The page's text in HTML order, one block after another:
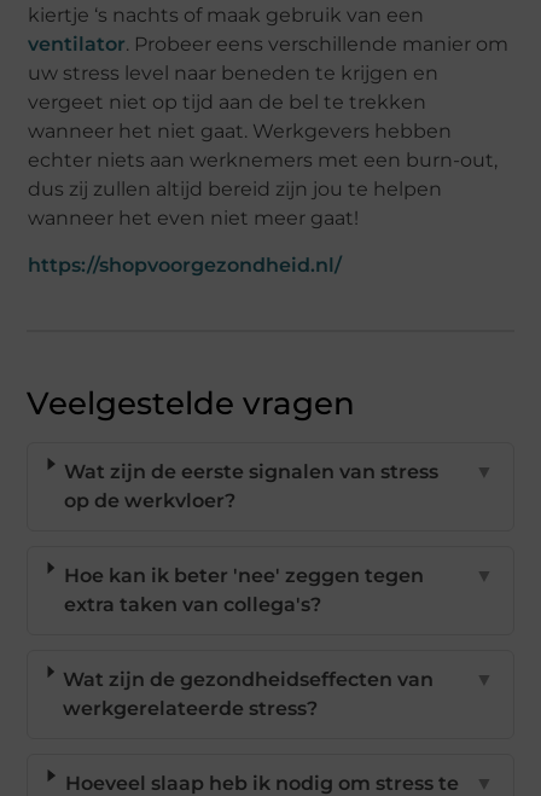
kiertje ‘s nachts of maak gebruik van een
ventilator. Probeer eens verschillende manier om
uw stress level naar beneden te krijgen en
vergeet niet op tijd aan de bel te trekken
wanneer het niet gaat. Werkgevers hebben
echter niets aan werknemers met een burn-out,
dus zij zullen altijd bereid zijn jou te helpen
wanneer het even niet meer gaat!
https://shopvoorgezondheid.nl/
Veelgestelde vragen
Wat zijn de eerste signalen van stress
op de werkvloer?
▼
Hoe kan ik beter 'nee' zeggen tegen
extra taken van collega's?
▼
Wat zijn de gezondheidseffecten van
werkgerelateerde stress?
▼
Hoeveel slaap heb ik nodig om stress te
▼